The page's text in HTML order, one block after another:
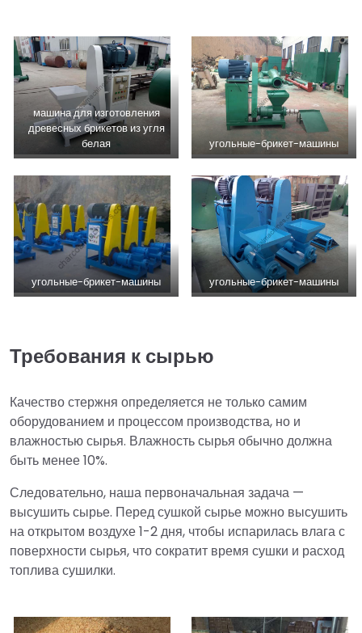
машина для изготовления
древесных брикетов из угля
белая
угольные-брикет-машины
угольные-брикет-машины угольные-брикет-машины
Требования к сырью
Качество стержня определяется не только самим
оборудованием и процессом производства, но и
влажностью сырья. Влажность сырья обычно должна
быть менее 10%.
Следовательно, наша первоначальная задача —
высушить сырье. Перед сушкой сырье можно высушить
на открытом воздухе 1-2 дня, чтобы испарилась влага с
поверхности сырья, что сократит время сушки и расход
топлива сушилки.